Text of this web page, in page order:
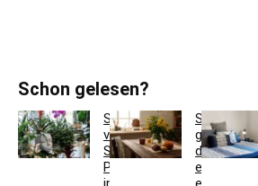
Schon gelesen?
So
verwandeln
Sie
Pflanzgefäße
So
gestaltest
du
ein